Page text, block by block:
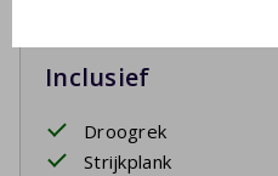
Inclusief
Droogrek
Strijkplank